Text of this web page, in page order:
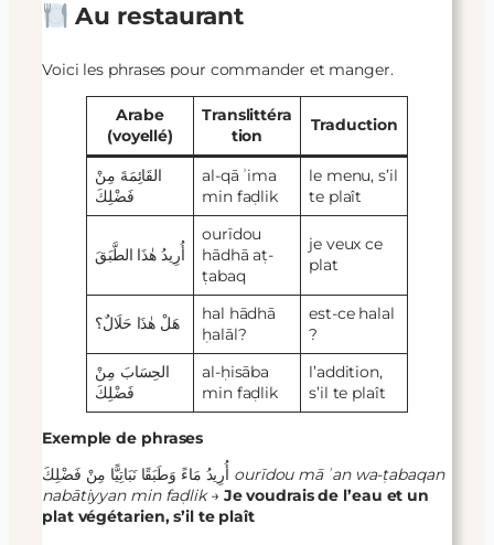
Au restaurant
Voici les phrases pour commander et manger.
Arabe
(voyellé)
Translittéra
tion
Traduction
القَائِمَةَ مِنْ
فَضْلِكَ
al-qāʾima
min faḍlik
le menu, s’il
te plaît
أُرِيدُ هٰذَا الطَّبَقَ
ourīdou
hādhā aṭ-
ṭabaq
je veux ce
plat
هَلْ هٰذَا حَلَالٌ؟
hal hādhā
ḥalāl?
est-ce halal
?
الحِسَابَ مِنْ
فَضْلِكَ
al-ḥisāba
min faḍlik
l’addition,
s’il te plaît
Exemple de phrases
ourīdou māʾan wa-ṭabaqan
nabātiyyan min faḍlik→ Je voudrais de l’eau et un
plat végétarien, s’il te plaît